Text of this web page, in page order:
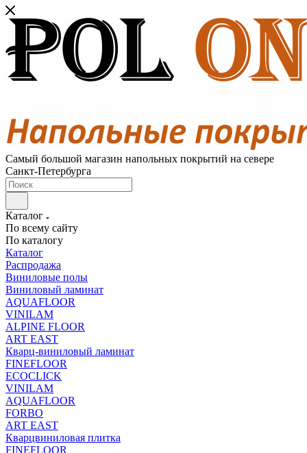
Самый большой магазин напольных покрытий на севере
Санкт-Петербурга
Каталог
По всему сайту
По каталогу
Каталог
Распродажа
Виниловые полы
Виниловый ламинат
AQUAFLOOR
VINILAM
ALPINE FLOOR
ART EAST
Кварц-виниловый ламинат
FINEFLOOR
ECOCLICK
VINILAM
AQUAFLOOR
FORBO
ART EAST
Кварцвиниловая плитка
FINEFLOOR